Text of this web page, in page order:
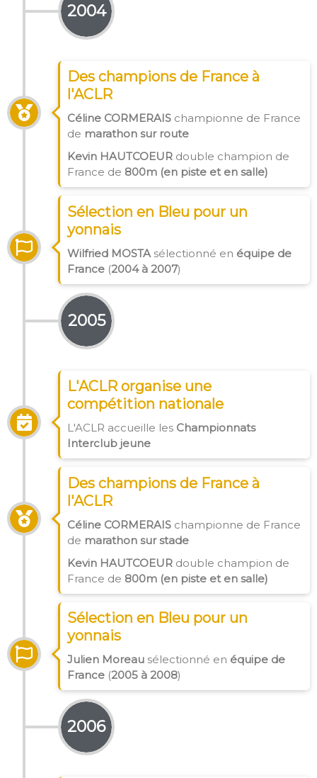
2004
Des champions de France à
l'ACLR
Céline CORMERAIS championne de France
de marathon sur route
Kevin HAUTCOEUR double champion de
France de 800m (en piste et en salle)
Sélection en Bleu pour un
yonnais
Wilfried MOSTA sélectionné en équipe de
France (2004 à 2007)
2005
L'ACLR organise une
compétition nationale
L'ACLR accueille les Championnats
Interclub jeune
Des champions de France à
l'ACLR
Céline CORMERAIS championne de France
de marathon sur stade
Kevin HAUTCOEUR double champion de
France de 800m (en piste et en salle)
Sélection en Bleu pour un
yonnais
Julien Moreau sélectionné en équipe de
France (2005 à 2008)
2006